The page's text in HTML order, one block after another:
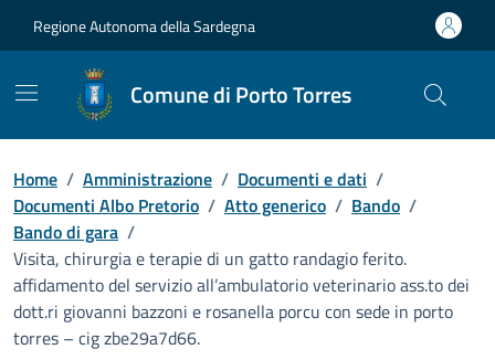
Regione Autonoma della Sardegna
Comune di Porto Torres
Home / Amministrazione / Documenti e dati /
Documenti Albo Pretorio / Atto generico / Bando /
Bando di gara /
Visita, chirurgia e terapie di un gatto randagio ferito.
affidamento del servizio all’ambulatorio veterinario ass.to dei
dott.ri giovanni bazzoni e rosanella porcu con sede in porto
torres – cig zbe29a7d66.